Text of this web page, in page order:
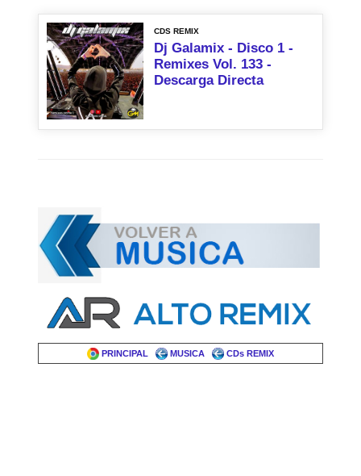
CDS REMIX
Dj Galamix - Disco 1 -
Remixes Vol. 133 -
Descarga Directa
PRINCIPAL MUSICA CDs REMIX